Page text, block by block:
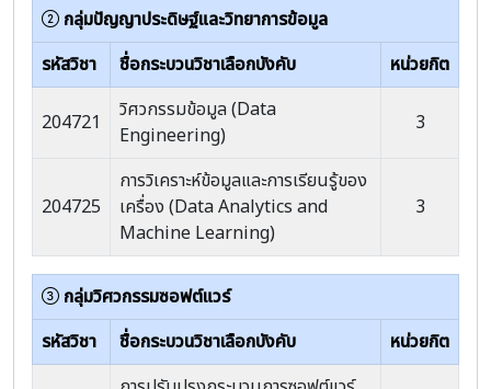
กลุ่มปัญญาประดิษฐ์และวิทยาการข้อมูล
รหัสวิชา
ชื่อกระบวนวิชาเลือกบังคับ หน่วยกิต
204721
วิศวกรรมข้อมูล (Data
Engineering)
3
204725
การวิเคราะห์ข้อมูลและการเรียนรู้ของ
เครื่อง (Data Analytics and
Machine Learning)
3
กลุ่มวิศวกรรมซอฟต์แวร์
รหัสวิชา
ชื่อกระบวนวิชาเลือกบังคับ หน่วยกิต